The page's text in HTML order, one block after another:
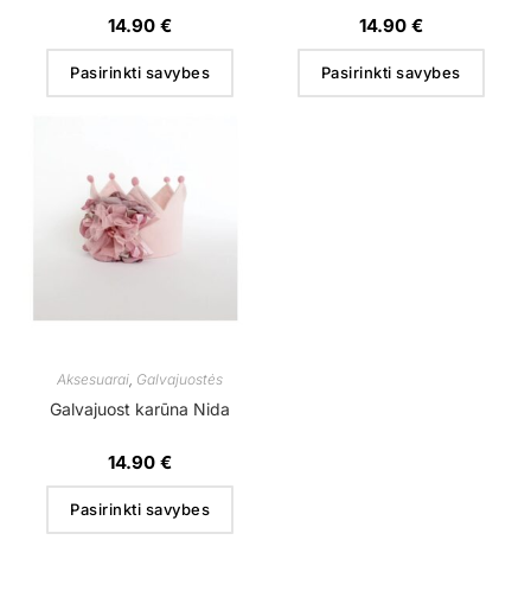
14.90€
Pasirinkti savybes
14.90 €
Pasirinkti savybes
Aksesuarai, Galvajuostės
Galvajuost karūna Nida
14.90€
Pasirinkti savybes